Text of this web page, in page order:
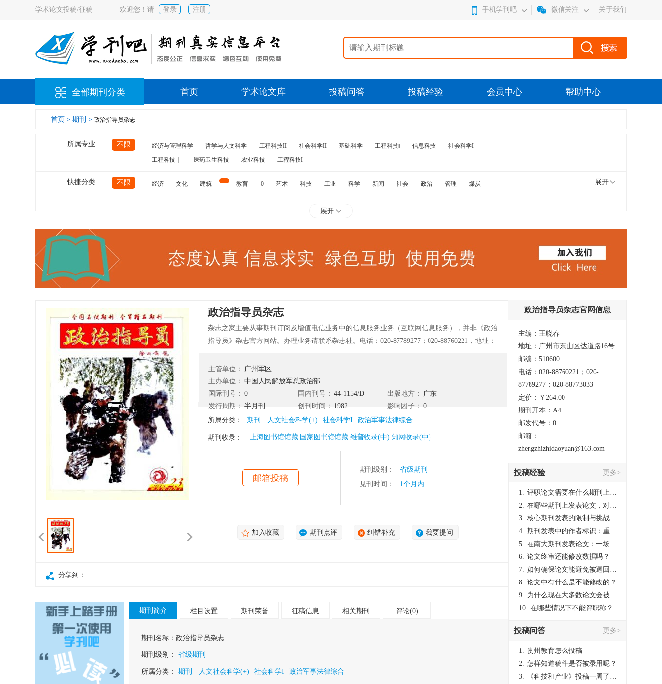
学术论文投稿/征稿 欢迎您！请 登录 注册 手机学刊吧 微信关注 关于我们
全部期刊分类 首页 学术论文库 投稿问答 投稿经验 会员中心 帮助中心
首页 > 期刊 > 政治指导员杂志
所属专业 不限 经济与管理科学 哲学与人文科学 工程科技II 社会科学II 基础科学 工程科技‖ 信息科技
社会科学I
工程科技｜
医药卫生科技 农业科技 工程科技I
快捷分类 不限 经济 文化 建筑 教育 0 艺术 科技 工业 科学 新闻 社会 政治 管理
煤炭
展开
展开
政治指导员杂志
杂志之家主要从事期刊订阅及增值电信业务中的信息服务业务（互联网信息服务），并非《政治
指导员》杂志官方网站。办理业务请联系杂志社。电话：020-87789277；020-88760221，地址：
部、国家新闻出版总署评定为“全国百种重点期刊”，被中国人民解放军总政治部、总后勤部列
为“全军部队必订期刊”。先后荣获“全国优秀社会科学期刊奖”、“全国百种重点社会科学期刊
奖”、“首届中国人民解放军期刊奖”、“国家期刊奖百种重点期刊”、“首届中国出版政府奖”。
《政治指导员》杂志创刊时，就确立了“服务基层，服务官兵”的办刊宗旨和“展示当代中国军人
的新风采，传播部队思想建设的新信息，介绍基层政治工作的新经验，提供解答疑难问题的新方
主管单位：
广州军区
主办单位： 中国人民解放军总政治部
国际刊号： 0 国内刊号： 44-1154/D 出版地方：
广东
发行周期： 半月刊 创刊时间： 1982 影响因子：
0
所属分类：
期刊 人文社会科学(+) 社会科学I 政治军事法律综合
期刊收录： 上海图书馆馆藏 国家图书馆馆藏 维普收录(中) 知网收录(中)
邮箱投稿
期刊级别：
省级期刊
见刊时间：
1个月内
加入收藏 期刊点评 纠错补充 我要提问
分享到：
期刊简介 栏目设置 期刊荣誉 征稿信息 相关期刊 评论(0)
期刊名称： 政治指导员杂志
期刊级别： 省级期刊
所属分类： 期刊 人文社会科学(+) 社会科学I 政治军事法律综合
政治指导员杂志官网信息
主编：王晓春
地址：广州市东山区达道路16号
邮编：510600
电话：020-88760221；020-
87789277；020-88773033
定价：￥264.00
期刊开本：A4
邮发代号：0
邮箱：
zhengzhizhidaoyuan@163.com
投稿经验 更多>
1. 评职论文需要在什么期刊上发表？
2. 在哪些期刊上发表论文，对考研有优势？
3. 核心期刊发表的限制与挑战
4. 期刊发表中的作者标识：重要性与实践
5. 在南大期刊发表论文：一场知识探索与学术成就的旅程
6. 论文终审还能修改数据吗？
7. 如何确保论文能避免被退回：关键条件与策略
8. 论文中有什么是不能修改的？
9. 为什么现在大多数论文会被评判为AI撰写？（深度剖析查重机制下的困境与出路）
10. 在哪些情况下不能评职称？
投稿问答 更多>
1. 贵州教育怎么投稿
2. 怎样知道稿件是否被录用呢？
3.
《科技和产业》投稿一周了仍是“已发回执”状态，这是什么意思？什么时候外审？